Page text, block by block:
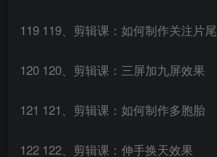
119 119、剪辑课：如何制作关注片尾
120 120、剪辑课：三屏加九屏效果
121 121、剪辑课：如何制作多胞胎
122 122、剪辑课：伸手换天效果